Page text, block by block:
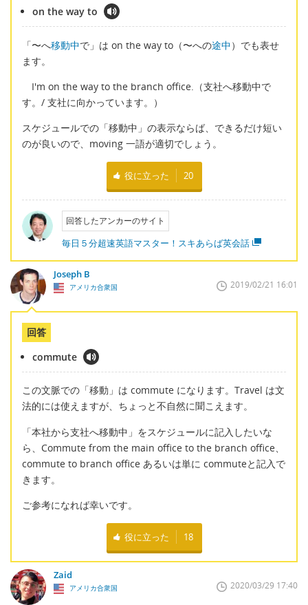
on the way to
「〜へ移動中で」は on the way to（〜への途中）でも表せ
ます。
I'm on the way to the branch office.（支社へ移動中で
す。/ 支社に向かっています。）
スケジュールでの「移動中」の表示ならば、できるだけ短い
のが良いので、moving 一語が適切でしょう。
役に立った 20
回答したアンカーのサイト
毎日５分超速英語マスター！スキあらば英会話
Joseph B
アメリカ合衆国 2019/02/21 16:01
回答
commute
この文脈での「移動」は commute になります。Travel は文
法的には使えますが、ちょっと不自然に聞こえます。
「本社から支社へ移動中」をスケジュールに記入したいな
ら、Commute from the main office to the branch office、
commute to branch office あるいは単に commuteと記入で
きます。
ご参考になれば幸いです。
役に立った 18
Zaid
アメリカ合衆国 2020/03/29 17:40